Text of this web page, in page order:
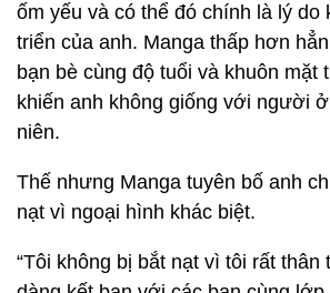
ốm yếu và có thể đó chính là lý do
triển của anh. Manga thấp hơn
bạn bè cùng độ tuổi và khuôn mặt
khiến anh không giống với người
niên.
Thế nhưng Manga tuyên bố anh
nạt vì ngoại hình khác biệt.
“Tôi không bị bắt nạt vì tôi rất thân